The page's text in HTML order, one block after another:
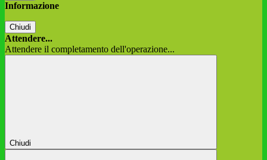
Informazione
Chiudi
Attendere...
Attendere il completamento dell'operazione...
Chiudi